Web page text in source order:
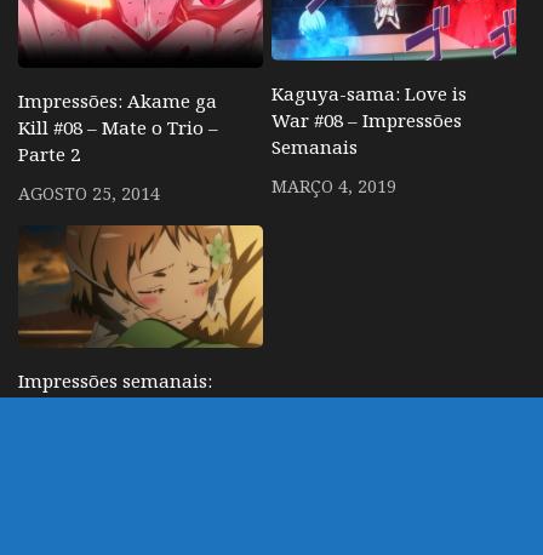
Impressões: Akame ga
Kill #08 – Mate o Trio –
Parte 2
AGOSTO 25, 2014
Kaguya-sama: Love is
War #08 – Impressões
Semanais
MARÇO 4, 2019
Impressões semanais: